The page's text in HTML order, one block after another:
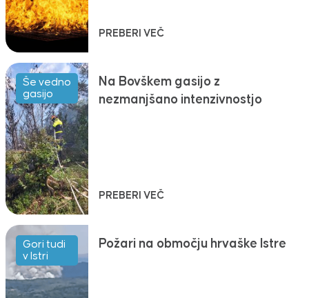
PREBERI VEČ
Še vedno
gasijo
Na Bovškem gasijo z
nezmanjšano intenzivnostjo
PREBERI VEČ
Gori tudi
v Istri
Požari na območju hrvaške Istre